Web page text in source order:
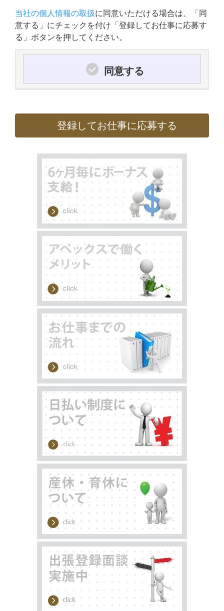
当社の個人情報の取扱に同意いただける場合は、「同
意する」にチェックを付け「登録してお仕事に応募す
る」ボタンを押してください。
同意する